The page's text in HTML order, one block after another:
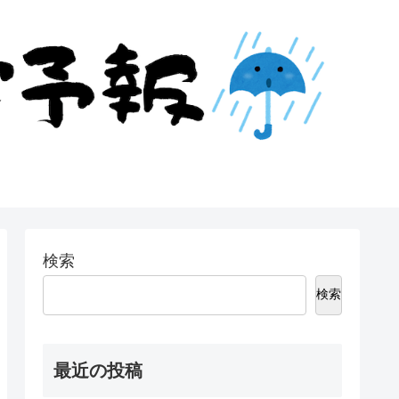
検索
検索
最近の投稿